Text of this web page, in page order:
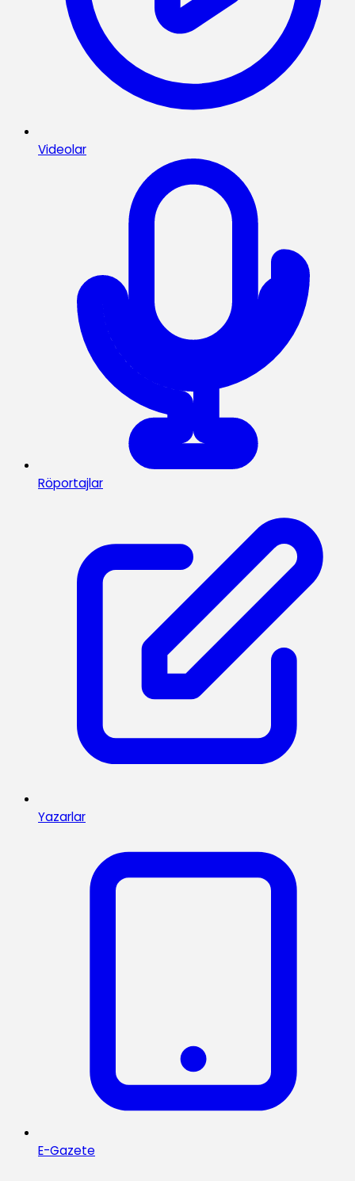
Videolar
Röportajlar
Yazarlar
E-Gazete